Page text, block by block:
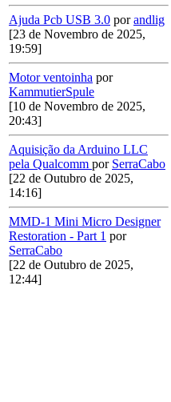
Ajuda Pcb USB 3.0 porandlig
[23 de Novembro de 2025,
19:59]
Motor ventoinha por
KammutierSpule
[10 de Novembro de 2025,
20:43]
Aquisição da Arduino LLC
pela Qualcomm por SerraCabo
[22 de Outubro de 2025,
14:16]
MMD-1 Mini Micro Designer
Restoration - Part 1 por
SerraCabo
[22 de Outubro de 2025,
12:44]